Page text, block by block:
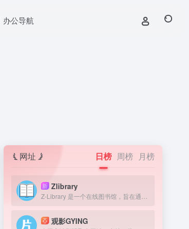
办公导航
网址 日榜 周榜 月榜
新 Zlibrary
观影GYING